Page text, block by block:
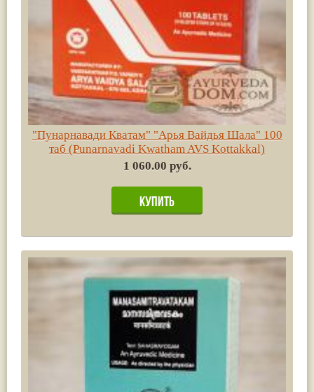
"Пунарнавади Кватам" "Арья Вайдья Шала" 100
таб (Punarnavadi Kwatham AVS Kottakkal)
1 060.00 руб.